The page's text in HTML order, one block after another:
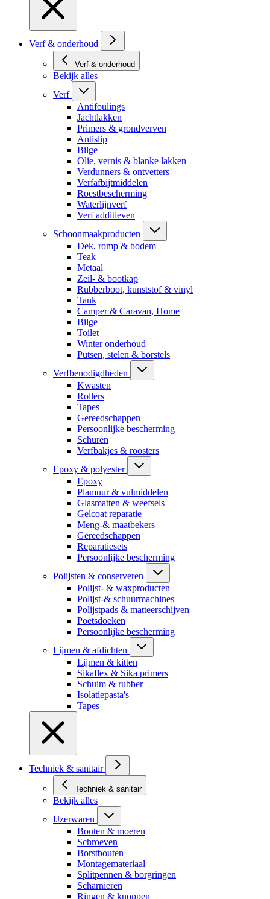
Verf & onderhoud
Verf & onderhoud
Bekijk alles
Verf
Antifoulings
Jachtlakken
Primers & grondverven
Antislip
Bilge
Olie, vernis & blanke lakken
Verdunners & ontvetters
Verfafbijtmiddelen
Roestbescherming
Waterlijnverf
Verf additieven
Schoonmaakproducten
Dek, romp & bodem
Teak
Metaal
Zeil- & bootkap
Rubberboot, kunststof & vinyl
Tank
Camper & Caravan, Home
Bilge
Toilet
Winter onderhoud
Putsen, stelen & borstels
Verfbenodigdheden
Kwasten
Rollers
Tapes
Gereedschappen
Persoonlijke bescherming
Schuren
Verfbakjes & roosters
Epoxy & polyester
Epoxy
Plamuur & vulmiddelen
Glasmatten & weefsels
Gelcoat reparatie
Meng-& maatbekers
Gereedschappen
Reparatiesets
Persoonlijke bescherming
Polijsten & conserveren
Polijst- & waxproducten
Polijst-& schuurmachines
Polijstpads & matteerschijven
Poetsdoeken
Persoonlijke bescherming
Lijmen & afdichten
Lijmen & kitten
Sikaflex & Sika primers
Schuim & rubber
Isolatiepasta's
Tapes
Techniek & sanitair
Techniek & sanitair
Bekijk alles
IJzerwaren
Bouten & moeren
Schroeven
Borstbouten
Montagemateriaal
Splitpennen & borgringen
Scharnieren
Ringen & knoppen